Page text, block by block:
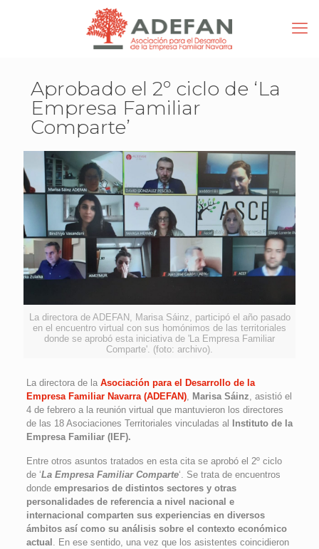
Aprobado el 2º ciclo de ‘La
Empresa Familiar
Comparte’
La directora de ADEFAN, Marisa Sáinz, participó el año pasado
en el encuentro virtual con sus homónimos de las territoriales
donde se aprobó esta iniciativa de 'La Empresa Familiar
Comparte'. (foto: archivo).
La directora de la Asociación para el Desarrollo de la
Empresa Familiar Navarra (ADEFAN), Marisa Sáinz, asistió el
4 de febrero a la reunión virtual que mantuvieron los directores
de las 18 Asociaciones Territoriales vinculadas al
Instituto de la
Empresa Familiar (IEF).
Entre otros asuntos tratados en esta cita se aprobó el 2º ciclo
de ‘La Empresa Familiar Comparte‘. Se trata de encuentros
donde empresarios de distintos sectores y otras
personalidades de referencia a nivel nacional e
internacional comparten sus experiencias en diversos
ámbitos así como su análisis sobre el contexto económico
actual . En ese sentido, una vez que los asistentes coincidieron